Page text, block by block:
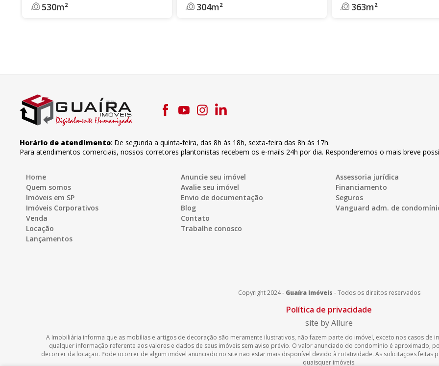
530m² 304m² 363m²
Horário de atendimento: De segunda a quinta-feira,das 8h às 18h,sexta-feira das 8h às 17h.
Para atendimentos comerciais, nossos corretores plantonistas recebem os e-mails 24h por dia. Responderemos o mais breve
Home
Quem somos
Imóveis em SP
Imóveis Corporativos
Venda
Locação
Lançamentos
Anuncie seu imóvel
Avalie seu imóvel
Envio de documentação
Blog
Contato
Trabalhe conosco
Assessoria jurídica
Financiamento
Seguros
Vanguard adm. de
Copyright 2024 - Guaíra Imóveis -Todos os direitos reservados
Política de privacidade
site by Allure
A Imobiliária informa que as mobílias e artigos de decoração são meramente ilustrativos, não fazem parte do imóvel, exceto nos casos
qualquer informação referente aos valores e dados de seus imóveis sem aviso prévio. O valor anunciado do condomínio é aproximado,
decorrer da locação. Pode ocorrer de algum imóvel anunciado no site não estar mais disponível devido à rotatividade. As solicitações feitas
quaisquer imóveis.